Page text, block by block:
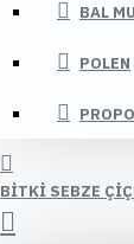
BAL
POLEN
BITKI SEBZE